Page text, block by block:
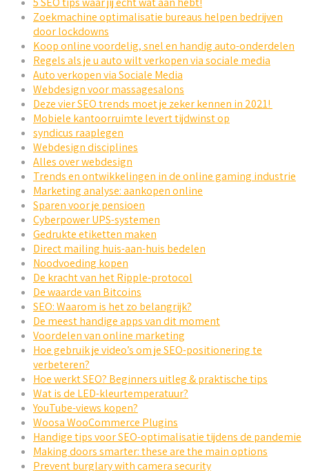
Zoekmachine optimalisatie bureaus helpen bedrijven
door lockdowns
Koop online voordelig, snel en handig auto-onderdelen
Regels als je u auto wilt verkopen via sociale media
Auto verkopen via Sociale Media
Webdesign voor massagesalons
Deze vier SEO trends moet je zeker kennen in 2021!
Mobiele kantoorruimte levert tijdwinst op
syndicus raaplegen
Webdesign disciplines
Alles over webdesign
Trends en ontwikkelingen in de online gaming industrie
Marketing analyse: aankopen online
Sparen voor je pensioen
Cyberpower UPS-systemen
Gedrukte etiketten maken
Direct mailing huis-aan-huis bedelen
Noodvoeding kopen
De kracht van het Ripple-protocol
De waarde van Bitcoins
SEO: Waarom is het zo belangrijk?
De meest handige apps van dit moment
Voordelen van online marketing
Hoe gebruik je video’s om je SEO-positionering te
verbeteren?
Hoe werkt SEO? Beginners uitleg & praktische tips
Wat is de LED-kleurtemperatuur?
YouTube-views kopen?
Woosa WooCommerce Plugins
Handige tips voor SEO-optimalisatie tijdens de pandemie
Making doors smarter: these are the main options
Prevent burglary with camera security